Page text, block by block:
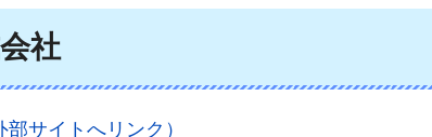
社
サイトへリンク）